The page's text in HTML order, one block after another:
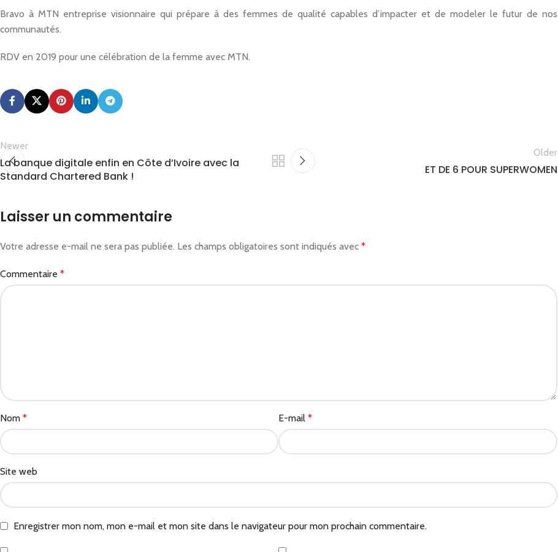
Bravo à MTN entreprise visionnaire qui prépare à des femmes de qualité capables d’impacter et de modeler le futur de nos
communautés.
RDV en 2019 pour une célébration de la femme avec MTN.
Newer
La banque digitale enfin en Côte d’Ivoire avec la
Standard Chartered Bank !
Older
ET DE 6 POUR SUPERWOMEN
Laisser un commentaire
Votre adresse e-mail ne sera pas publiée. Les champs obligatoires sont indiqués avec *
Commentaire *
Nom * E-mail*
Site web
Enregistrer mon nom, mon e-mail et mon site dans le navigateur pour mon prochain commentaire.